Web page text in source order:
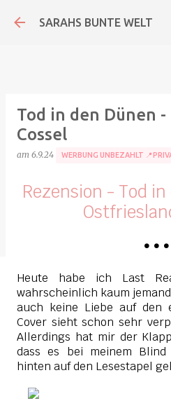
Direkt zum
SARAHS BUNTE WELT
Tod in den Dünen
Cossel
am 6.9.24 WERBUNG UNBEZAHLT
Rezension - Tod
• • •
Heute habe ich Last
wahrscheinlich kaum
auch keine Liebe auf den
Cover sieht schon sehr
Allerdings hat mir der
dass es bei meinem
hinten auf den Lesestapel